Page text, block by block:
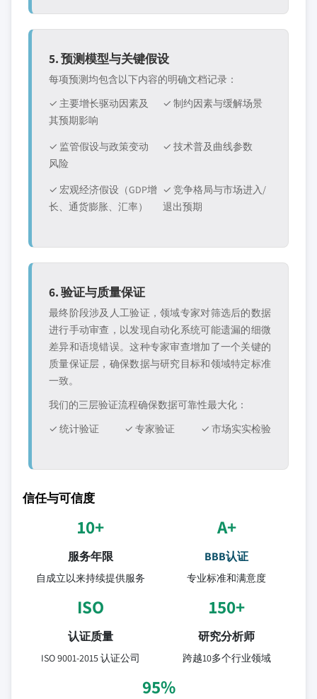
5. 预测模型与关键假设
每项预测均包含以下内容的明确文档记录：
✓ 主要增长驱动因素及
其预期影响
✓ 制约因素与缓解场景
✓ 监管假设与政策变动
风险
✓ 技术普及曲线参数
✓ 宏观经济假设（GDP增
长、通货膨胀、汇率）
✓ 竞争格局与市场进入/
退出预期
6. 验证与质量保证
最终阶段涉及人工验证，领域专家对筛选后的数据
进行手动审查，以发现自动化系统可能遗漏的细微
差异和语境错误。这种专家审查增加了一个关键的
质量保证层，确保数据与研究目标和领域特定标准
一致。
我们的三层验证流程确保数据可靠性最大化：
✓ 统计验证
✓ 专家验证 ✓ 市场实实检验
信任与可信度
10+
服务年限
自成立以来持续提供服务
A+
BBB认证
专业标准和满意度
ISO
认证质量
ISO 9001-2015 认证公司
150+
研究分析师
跨越10多个行业领域
95%